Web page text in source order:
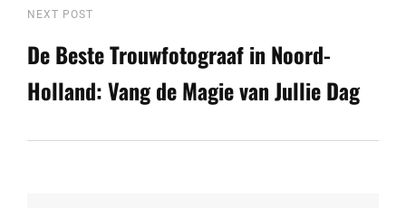
Next
Post
NEXT POST
De Beste Trouwfotograaf in Noord-
Holland: Vang de Magie van Jullie Dag